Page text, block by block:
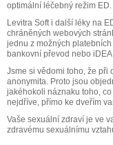
optimální léčebný režim ED.
Levitra Soft i další léky na
chráněných webových
jednu z možných platebních
bankovní převod nebo
Jsme si vědomi toho, že při
anonymita. Proto jsou
jakéhokoli náznaku toho,
nejdříve, přímo ke dveřím
Vaše sexuální zdraví je ve
zdravému sexuálnímu